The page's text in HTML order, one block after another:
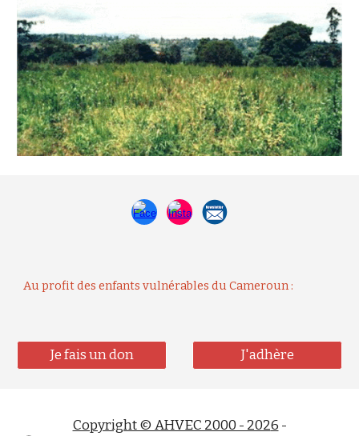
Au profit des enfants vulnérables du Cameroun :
Je fais un don J'adhère
Copyright © AHVEC 2000 - 2026 -